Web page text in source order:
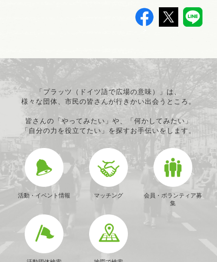
「プラッツ（ドイツ語で広場の意味）」は、
様々な団体、市民の皆さんが行きかい出会うところ。
皆さんの「やってみたい」や、「何かしてみたい」
「自分の力を役立てたい」を探すお手伝いをします。
活動・イベント情報 マッチング
会員・ボランティア募
集